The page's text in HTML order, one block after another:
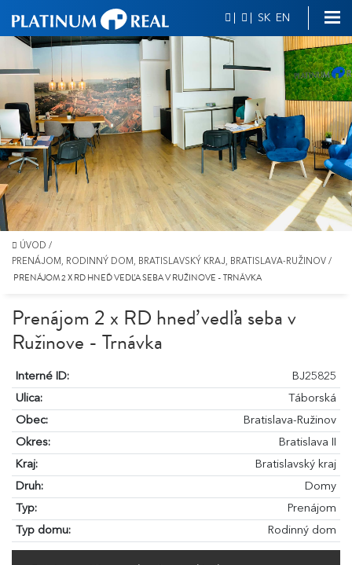
SK EN
ÚVOD /
PRENÁJOM, RODINNÝ DOM, BRATISLAVSKÝ KRAJ, BRATISLAVA-RUŽINOV /
PRENÁJOM 2 X RD HNEĎ VEDĽA SEBA V RUŽINOVE - TRNÁVKA
Prenájom 2 x RD hneď vedľa seba v
Ružinove - Trnávka
Interné ID:
BJ25825
Ulica:
Táborská
Obec:
Bratislava-Ružinov
Okres:
Bratislava II
Kraj:
Bratislavský kraj
Druh:
Domy
Typ:
Prenájom
Typ domu:
Rodinný dom